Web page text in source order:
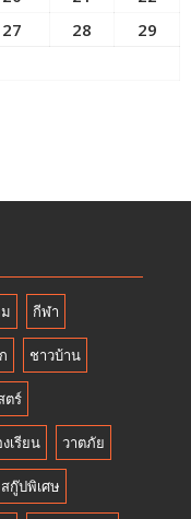
27 28
29
กีฬา
ชาวบ้าน
ตร์
เรียน วาตภัย
สกู๊ปพิเศษ